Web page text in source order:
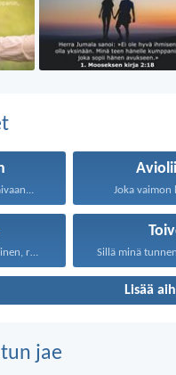
Joka vaimon
Rakkaus on pitkämielinen, rakkaus... Sillä minä
Lisää
jae